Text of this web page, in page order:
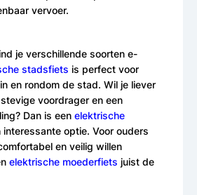
vervoer.
je verschillende soorten e-
stadsfiets is perfect voor
en rondom de stad. Wil je liever
voordrager en een
Dan is een elektrische
interessante optie. Voor ouders
en veilig willen
elektrische moederfiets juist de